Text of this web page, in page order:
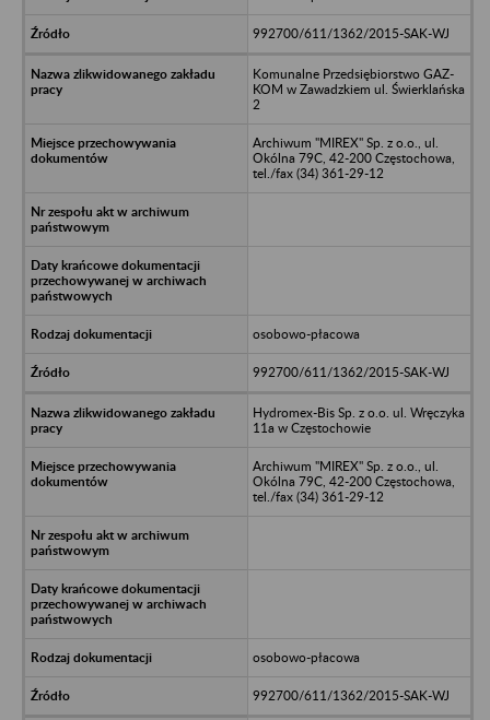
992700/611/1362/2015-SAK-WJ
Komunalne Przedsiębiorstwo GAZ-
KOM w Zawadzkiem ul. Świerklańska
2
Archiwum "MIREX" Sp. z o.o., ul.
Okólna 79C, 42-200 Częstochowa,
tel./fax (34) 361-29-12
osobowo-płacowa
992700/611/1362/2015-SAK-WJ
Hydromex-Bis Sp. z o.o. ul. Wręczyka
11a w Częstochowie
Archiwum "MIREX" Sp. z o.o., ul.
Okólna 79C, 42-200 Częstochowa,
tel./fax (34) 361-29-12
osobowo-płacowa
992700/611/1362/2015-SAK-WJ